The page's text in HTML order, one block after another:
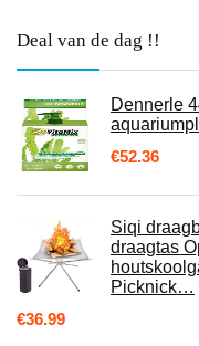
Deal van de dag !!
Dennerle
€52.36
Siqi
draagtas
Picknick…
€36.99